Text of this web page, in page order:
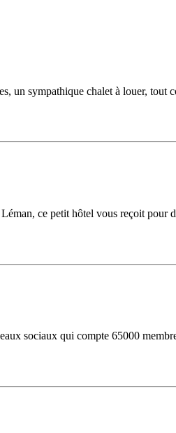
un sympathique chalet à louer, tout
ce petit hôtel vous reçoit pour
sociaux qui compte 65000